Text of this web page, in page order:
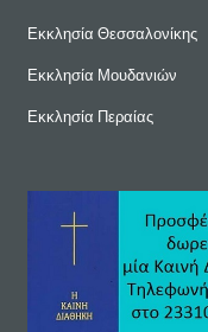
Εκκλησία Θεσσαλονίκης
Εκκλησία Μουδανιών
Εκκλησία Περαίας